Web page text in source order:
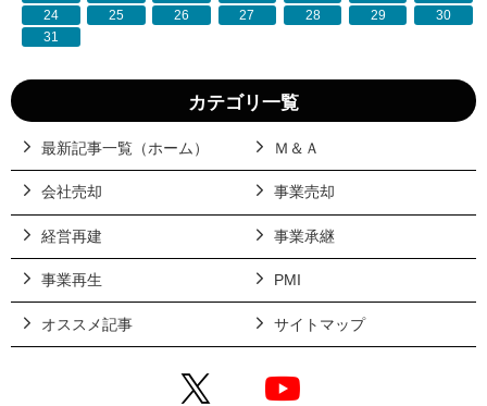
24
25 26 27 28 29
30
31
カテゴリ一覧
最新記事一覧（ホーム） Ｍ＆Ａ
会社売却 事業売却
経営再建 事業承継
事業再生 PMI
オススメ記事 サイトマップ
X